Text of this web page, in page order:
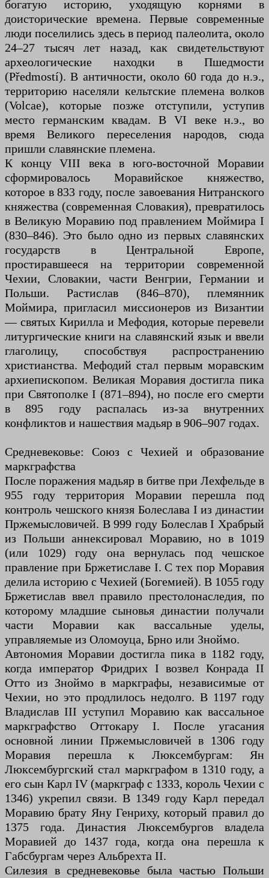
богатую историю, уходящую корнями в
доисторические времена. Первые современные
люди поселились здесь в период палеолита, около
24–27 тысяч лет назад, как свидетельствуют
археологические находки в Пшедмости
(Předmostí). В античности, около 60 года до н.э.,
территорию населяли кельтские племена волков
(Volcae), которые позже отступили, уступив
место германским квадам. В VI веке н.э., во
время Великого переселения народов, сюда
пришли славянские племена.
К концу VIII века в юго-восточной Моравии
сформировалось Моравийское княжество,
которое в 833 году, после завоевания Нитранского
княжества (современная Словакия), превратилось
в Великую Моравию под правлением Моймира I
(830–846). Это было одно из первых славянских
государств в Центральной Европе,
простиравшееся на территории современной
Чехии, Словакии, части Венгрии, Германии и
Польши. Растислав (846–870), племянник
Моймира, пригласил миссионеров из Византии
— святых Кирилла и Мефодия, которые перевели
литургические книги на славянский язык и ввели
глаголицу, способствуя распространению
христианства. Мефодий стал первым моравским
архиепископом. Великая Моравия достигла пика
при Святополке I (871–894), но после его смерти
в 895 году распалась из-за внутренних
конфликтов и нашествия мадьяр в 906–907 годах.
Средневековье: Союз с Чехией и образование
маркграфства
После поражения мадьяр в битве при Лехфельде в
955 году территория Моравии перешла под
контроль чешского князя Болеслава I из династии
Пржемысловичей. В 999 году Болеслав I Храбрый
из Польши аннексировал Моравию, но в 1019
(или 1029) году она вернулась под чешское
правление при Бржетиславе I. С тех пор Моравия
делила историю с Чехией (Богемией). В 1055 году
Бржетислав ввел правило престолонаследия, по
которому младшие сыновья династии получали
части Моравии как вассальные уделы,
управляемые из Оломоуца, Брно или Зноймо.
Автономия Моравии достигла пика в 1182 году,
когда император Фридрих I возвел Конрада II
Отто из Зноймо в маркграфы, независимые от
Чехии, но это продлилось недолго. В 1197 году
Владислав III уступил Моравию как вассальное
маркграфство Оттокару I. После угасания
основной линии Пржемысловичей в 1306 году
Моравия перешла к Люксембургам: Ян
Люксембургский стал маркграфом в 1310 году, а
его сын Карл IV (маркграф с 1333, король Чехии с
1346) укрепил связи. В 1349 году Карл передал
Моравию брату Яну Генриху, который правил до
1375 года. Династия Люксембургов владела
Моравией до 1437 года, когда она перешла к
Габсбургам через Альбрехта II.
Силезия в средневековье была частью Польши